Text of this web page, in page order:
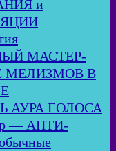
и
МАСТЕР-
МЕЛИЗМОВ В
АУРА ГОЛОСА
— АНТИ-